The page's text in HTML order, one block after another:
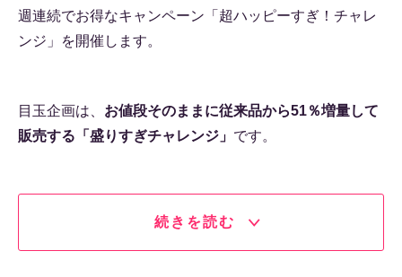
週連続でお得なキャンペーン「超ハッピーすぎ！チャレ
ンジ」を開催します。
目玉企画は、 お値段そのままに従来品から51％増量して
販売する「盛りすぎチャレンジ」 です。
続きを読む